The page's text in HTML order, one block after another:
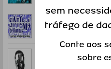
Radio Sintonia de
Dança
Radio Studio 97
sem
tráfego de
Conte aos
sobre